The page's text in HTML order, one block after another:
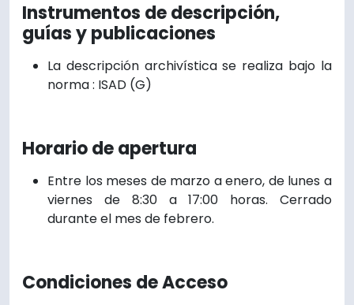
Instrumentos de descripción,
guías y publicaciones
La descripción archivística se realiza bajo la
norma : ISAD (G)
Horario de apertura
Entre los meses de marzo a enero, de lunes a
viernes de 8:30 a 17:00 horas. Cerrado
durante el mes de febrero.
Condiciones de Acceso